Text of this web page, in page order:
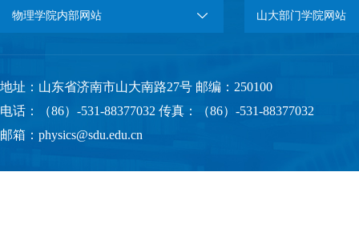
物理学院内部网站 山大部门学院网站
地址：山东省济南市山大南路27号 邮编：250100
电话：（86）-531-88377032 传真：（86）-531-88377032
邮箱：physics@sdu.edu.cn